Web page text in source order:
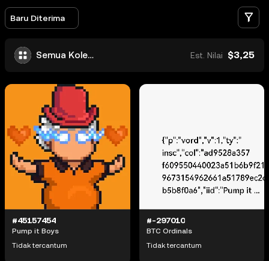
Baru Diterima
Semua Koleksi Est. Nilai $3,25
#45157454
Pump it Boys
Tidak tercantum
#-297010
BTC Ordinals
Tidak tercantum